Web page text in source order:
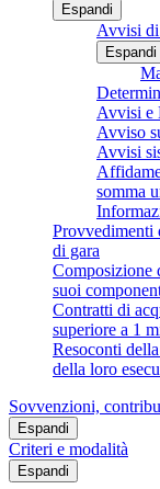
Espandi
Avvisi
Espandi
Avvisi e
Avviso
Avvisi
somma
Provvedimenti
di gara
Composizione
suoi
Contratti di
superiore a 1
Resoconti
della loro
Sovvenzioni,
Espandi
Criteri e modalità
Espandi